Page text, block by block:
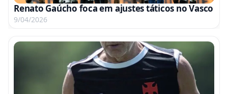
Renato Gaúcho foca em ajustes táticos no Vasco
9/04/2026